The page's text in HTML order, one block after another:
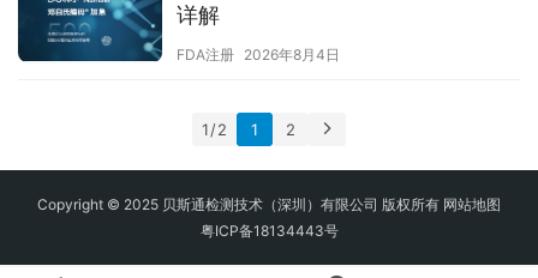
详解
FDA注册 2026年8月4日
1 / 2 1 2
Copyright © 2025 贝斯通检测技术（深圳）有限公司 版权所有 网站地图
粤ICP备18134443号